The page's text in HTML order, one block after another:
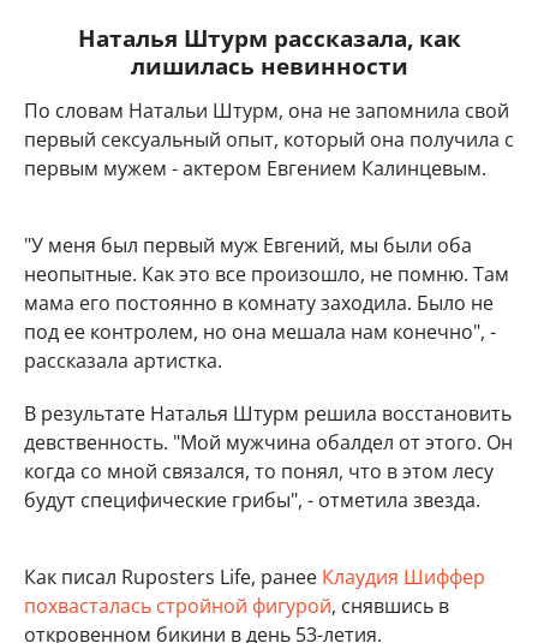
Наталья Штурм рассказала, как
лишилась невинности
По словам Натальи Штурм, она не запомнила свой
первый сексуальный опыт, который она получила с
первым мужем - актером Евгением Калинцевым.
"У меня был первый муж Евгений, мы были оба
неопытные. Как это все произошло, не помню. Там
мама его постоянно в комнату заходила. Было не
под ее контролем, но она мешала нам конечно", -
рассказала артистка.
В результате Наталья Штурм решила восстановить
девственность. "Мой мужчина обалдел от этого. Он
когда со мной связался, то понял, что в этом лесу
будут специфические грибы", - отметила звезда.
Как писал Ruposters Life, ранее Клаудия Шиффер
похвасталась стройной фигурой, снявшись в
откровенном бикини в день 53-летия.